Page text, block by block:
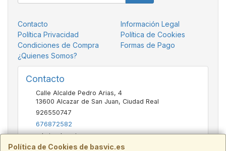
Política de Cookies de basvic.es
Contacto
Información Legal
Política Privacidad
Política de Cookies
Condiciones de Compra
Formas de Pago
¿Quienes Somos?
Contacto
Calle Alcalde Pedro Arias, 4
13600 Alcazar de San Juan, Ciudad Real
926550747
676872582
admin@basvic.es